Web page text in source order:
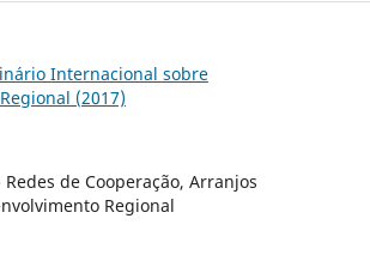
Internacional sobre
(2017)
Redes de Cooperação, Arranjos
Regional